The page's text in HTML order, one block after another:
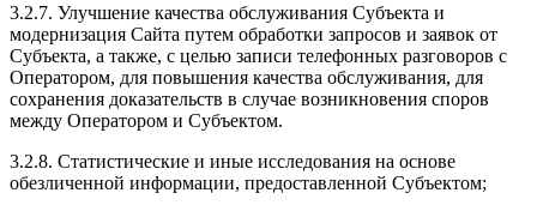
3.2.7. Улучшение качества обслуживания Субъекта и
модернизация Сайта путем обработки запросов и заявок от
Субъекта, а также, с целью записи телефонных разговоров с
Оператором, для повышения качества обслуживания, для
сохранения доказательств в случае возникновения споров
между Оператором и Субъектом.
3.2.8. Статистические и иные исследования на основе
обезличенной информации, предоставленной Субъектом;